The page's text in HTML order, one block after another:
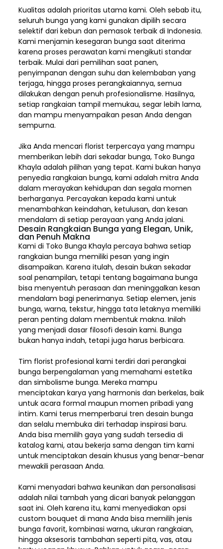
Kualitas adalah prioritas utama kami. Oleh sebab itu,
seluruh bunga yang kami gunakan dipilih secara
selektif dari kebun dan pemasok terbaik di Indonesia.
Kami menjamin kesegaran bunga saat diterima
karena proses perawatan kami mengikuti standar
terbaik. Mulai dari pemilihan saat panen,
penyimpanan dengan suhu dan kelembaban yang
terjaga, hingga proses perangkaiannya, semua
dilakukan dengan penuh profesionalisme. Hasilnya,
setiap rangkaian tampil memukau, segar lebih lama,
dan mampu menyampaikan pesan Anda dengan
sempurna.
Jika Anda mencari florist terpercaya yang mampu
memberikan lebih dari sekadar bunga, Toko Bunga
Khayla adalah pilihan yang tepat. Kami bukan hanya
penyedia rangkaian bunga, kami adalah mitra Anda
dalam merayakan kehidupan dan segala momen
berharganya. Percayakan kepada kami untuk
menambahkan keindahan, ketulusan, dan kesan
mendalam di setiap perayaan yang Anda jalani.
Desain Rangkaian Bunga yang Elegan, Unik,
dan Penuh Makna
Kami di Toko Bunga Khayla percaya bahwa setiap
rangkaian bunga memiliki pesan yang ingin
disampaikan. Karena itulah, desain bukan sekadar
soal penampilan, tetapi tentang bagaimana bunga
bisa menyentuh perasaan dan meninggalkan kesan
mendalam bagi penerimanya. Setiap elemen, jenis
bunga, warna, tekstur, hingga tata letaknya memiliki
peran penting dalam membentuk makna. Inilah
yang menjadi dasar filosofi desain kami. Bunga
bukan hanya indah, tetapi juga harus berbicara.
Tim florist profesional kami terdiri dari perangkai
bunga berpengalaman yang memahami estetika
dan simbolisme bunga. Mereka mampu
menciptakan karya yang harmonis dan berkelas, baik
untuk acara formal maupun momen pribadi yang
intim. Kami terus memperbarui tren desain bunga
dan selalu membuka diri terhadap inspirasi baru.
Anda bisa memilih gaya yang sudah tersedia di
katalog kami, atau bekerja sama dengan tim kami
untuk menciptakan desain khusus yang benar-benar
mewakili perasaan Anda.
Kami menyadari bahwa keunikan dan personalisasi
adalah nilai tambah yang dicari banyak pelanggan
saat ini. Oleh karena itu, kami menyediakan opsi
custom bouquet di mana Anda bisa memilih jenis
bunga favorit, kombinasi warna, ukuran rangkaian,
hingga aksesoris tambahan seperti pita, vas, atau